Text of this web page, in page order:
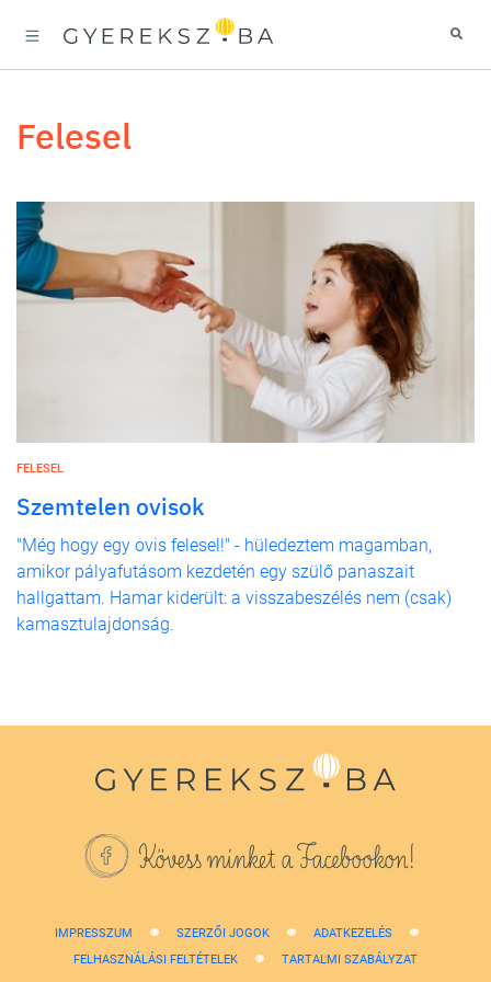
felesel
FELESEL
Szemtelen ovisok
"Még hogy egy ovis felesel!" - hüledeztem magamban,
amikor pályafutásom kezdetén egy szülő panaszait
hallgattam. Hamar kiderült: a visszabeszélés nem (csak)
kamasztulajdonság.
Kövess minket a Facebookon!
IMPRESSZUM SZERZŐI JOGOK
ADATKEZELÉS
FELHASZNÁLÁSI FELTÉTELEK
TARTALMI SZABÁLYZAT